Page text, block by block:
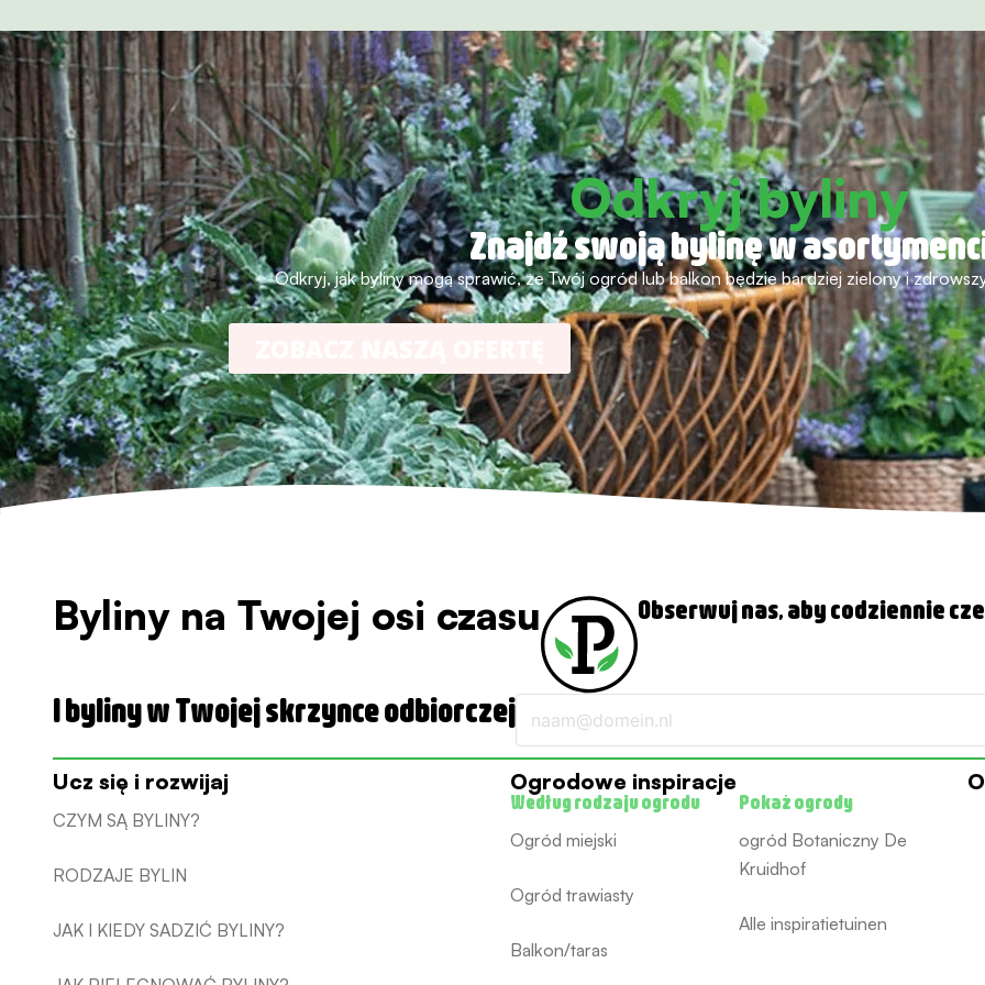
Odkryj byliny
Znajdź swoją bylinę w
Odkryj, jak byliny mogą sprawić, że Twój ogród lub balkon będzie bardziej zielony i
Byliny na Twojej osi czasu Obserwuj nas, aby codziennie
I byliny w Twojej skrzynce odbiorczejE-
Ucz się i rozwijaj
CZYM SĄ BYLINY?
RODZAJE BYLIN
JAK I KIEDY SADZIĆ BYLINY?
Ogrodowe inspiracje
Według rodzaju ogrodu
Ogród miejski
Ogród trawiasty
Balkon/taras
Pokaż ogrody
ogród Botaniczny De
Kruidhof
Alle inspiratietuinen